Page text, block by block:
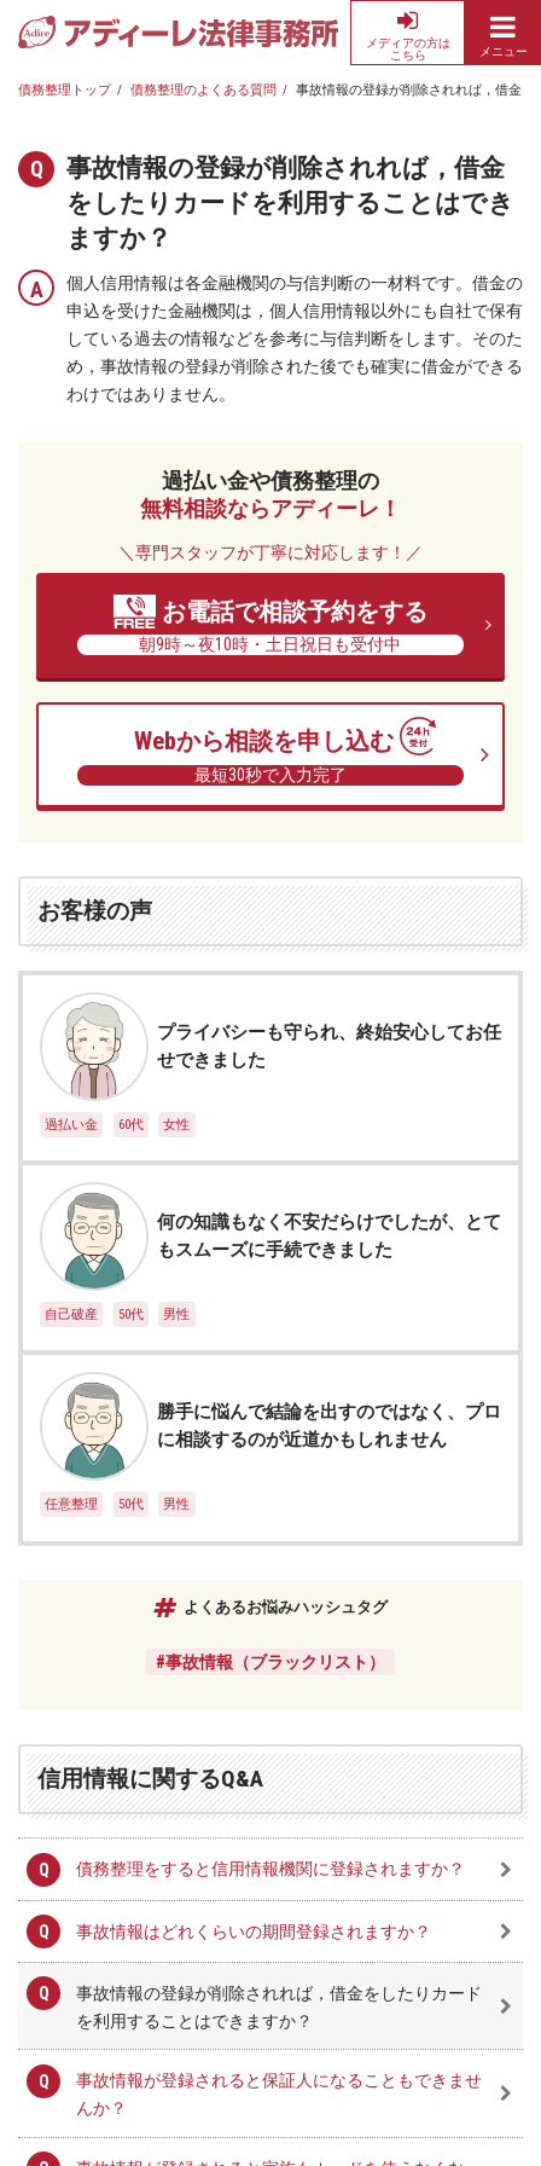
務
借
の
無
メディアの方は
こちら
メニュー
債務整理トップ 債務整理のよくある質問 事故情報の登録が削除されれば，借金
事故情報の登録が削除されれば，借金
をしたりカードを利用することはでき
ますか？
個人信用情報は各金融機関の与信判断の一材料です。借金の
申込を受けた金融機関は，個人信用情報以外にも自社で保有
している過去の情報などを参考に与信判断をします。そのた
め，事故情報の登録が削除された後でも確実に借金ができる
わけではありません。
過払い金や債務整理の
無料相談ならアディーレ！
＼専門スタッフが丁寧に対応します！／
お電話で相談予約をする
朝9時～夜10時・土日祝日も受付中
Webから相談を申し込む
最短30秒で入力完了
お客様の声
プライバシーも守られ、終始安心してお任
せできました
過払い金 60代 女性
何の知識もなく不安だらけでしたが、とて
もスムーズに手続できました
自己破産 50代 男性
勝手に悩んで結論を出すのではなく、プロ
に相談するのが近道かもしれません
任意整理 50代 男性
よくあるお悩みハッシュタグ
#事故情報（ブラックリスト）
信用情報に関するQ&A
債務整理をすると信用情報機関に登録されますか？
事故情報はどれくらいの期間登録されますか？
事故情報の登録が削除されれば，借金をしたりカード
を利用することはできますか？
事故情報が登録されると保証人になることもできませ
んか？